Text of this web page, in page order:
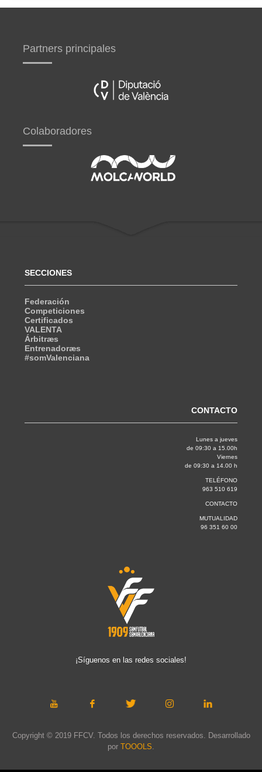
Partners principales
Colaboradores
SECCIONES
Federación
Competiciones
Certificados
VALENTA
Árbitræs
Entrenadoræs
#somValenciana
CONTACTO
Lunes a jueves
de 09:30 a 15.00h
Viernes
de 09:30 a 14.00 h
TELÉFONO
963 510 619
CONTACTO
MUTUALIDAD
96 351 60 00
¡Síguenos en las redes sociales!
Copyright © 2019 FFCV. Todos los derechos reservados. Desarrollado
por TOOOLS